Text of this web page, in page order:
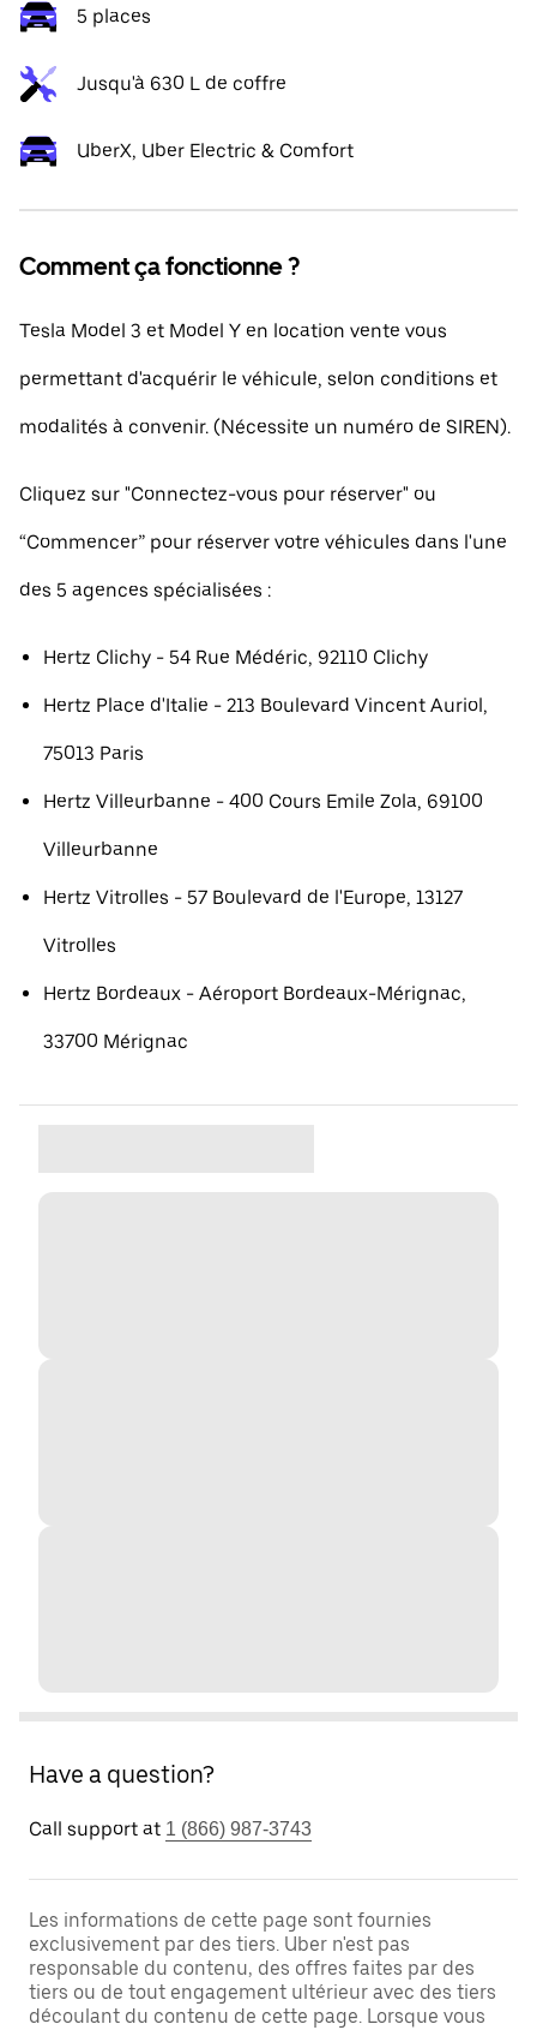
5 places
Jusqu'à 630 L de coffre
UberX, Uber Electric & Comfort
Comment ça fonctionne ?
Tesla Model 3 et Model Y en location vente vous
permettant d'acquérir le véhicule, selon conditions et
modalités à convenir. (Nécessite un numéro de SIREN).
Cliquez sur "Connectez-vous pour réserver" ou
“Commencer” pour réserver votre véhicules dans l'une
des 5 agences spécialisées :
Hertz Clichy - 54 Rue Médéric, 92110 Clichy
Hertz Place d'Italie - 213 Boulevard Vincent Auriol,
75013 Paris
Hertz Villeurbanne - 400 Cours Emile Zola, 69100
Villeurbanne
Hertz Vitrolles - 57 Boulevard de l'Europe, 13127
Vitrolles
Hertz Bordeaux - Aéroport Bordeaux-Mérignac,
33700 Mérignac
Have a question?
Call support at 1 (866) 987-3743
Les informations de cette page sont fournies
exclusivement par des tiers. Uber n'est pas
responsable du contenu, des offres faites par des
tiers ou de tout engagement ultérieur avec des tiers
découlant du contenu de cette page. Lorsque vous